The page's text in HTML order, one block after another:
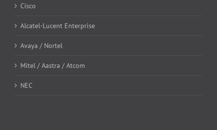
Cisco
Alcatel-Lucent Enterprise
Avaya / Nortel
Mitel / Aastra / Atcom
NEC